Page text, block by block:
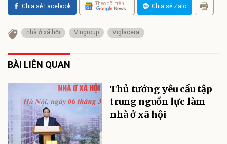
Chia sẻ Facebook Theo dõi trên Chia sẻ Zalo
nhà ở xã hội Vingroup Viglacera
BÀI LIÊN QUAN
Thủ tướng yêu cầu tập
trung nguồn lực làm
nhà ở xã hội